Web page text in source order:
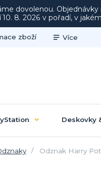
dovolenou.
8. 2026 v pořadí, v
zboží Více
Deskovky
Odznak Harry